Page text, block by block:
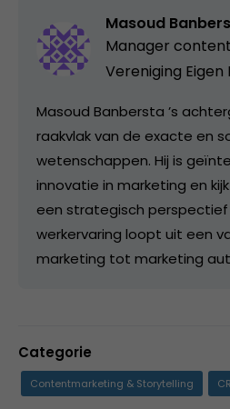
Masoud
Manager
Vereniging Eigen
Masoud Banbersta ’s
raakvlak van de exacte en
wetenschappen. Hij is
innovatie in marketing en
een strategisch perspectief
werkervaring loopt uit een
marketing tot marketing
Categorie
Contentmarketing & Storytelling